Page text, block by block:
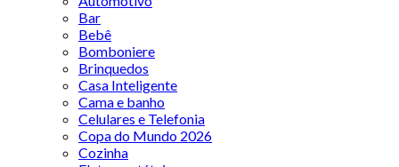
Bar
Bebê
Bomboniere
Brinquedos
Casa Inteligente
Cama e banho
Celulares e Telefonia
Copa do Mundo 2026
Cozinha